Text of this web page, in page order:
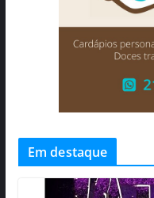
Em destaque